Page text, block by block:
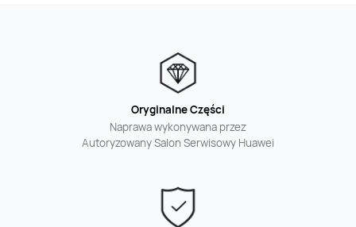
Oryginalne Części
Naprawa wykonywana przez
Autoryzowany Salon Serwisowy Huawei